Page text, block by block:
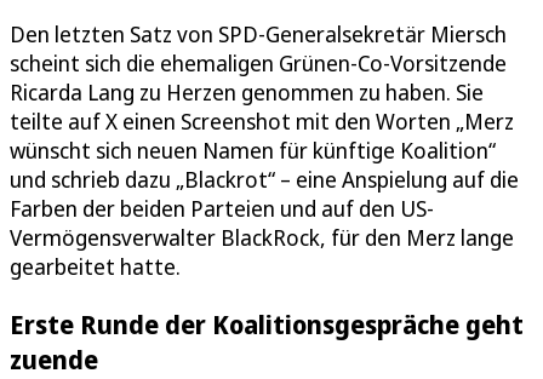
Den letzten Satz von SPD-Generalsekretär Miersch
scheint sich die ehemaligen Grünen-Co-Vorsitzende
Ricarda Lang zu Herzen genommen zu haben. Sie
teilte auf X einen Screenshot mit den Worten „Merz
wünscht sich neuen Namen für künftige Koalition“
und schrieb dazu „Blackrot“ – eine Anspielung auf die
Farben der beiden Parteien und auf den US-
Vermögensverwalter BlackRock, für den Merz lange
gearbeitet hatte.
Erste Runde der Koalitionsgespräche geht
zuende